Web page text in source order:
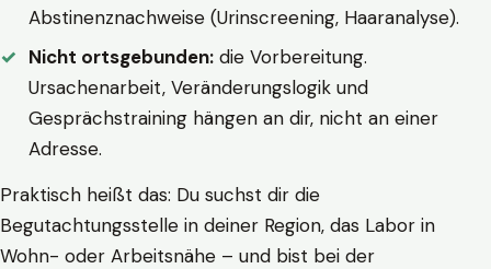
Abstinenznachweise (Urinscreening, Haaranalyse).
Nicht ortsgebunden: die Vorbereitung.
Ursachenarbeit, Veränderungslogik und
Gesprächstraining hängen an dir, nicht an einer
Adresse.
Praktisch heißt das: Du suchst dir die
Begutachtungsstelle in deiner Region, das Labor in
Wohn- oder Arbeitsnähe – und bist bei der